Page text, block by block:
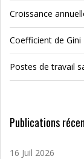
Croissance
Coefficient de Gini
Postes de travail
Publications
16 Juil 2026